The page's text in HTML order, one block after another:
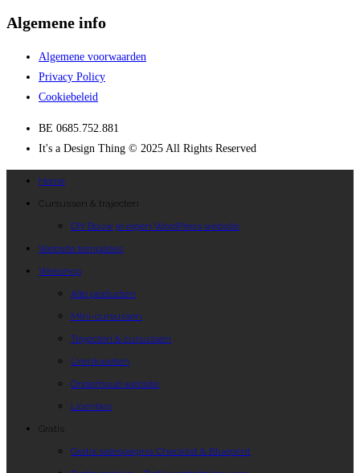
Algemene info
Algemene voorwaarden
Privacy Policy
Cookiebeleid
BE 0685.752.881
It's a Design Thing © 2025 All Rights Reserved
Home
Cursussen & trajecten
DIY Bouw je eigen WordPress website
Website templates
Webshop
Alle producten
Mini-cursussen
Trajecten & cursussen
Urenkaarten
Onderhoud website
Licenties
Gratis
Gratis salespagina Checklist & Blueprint